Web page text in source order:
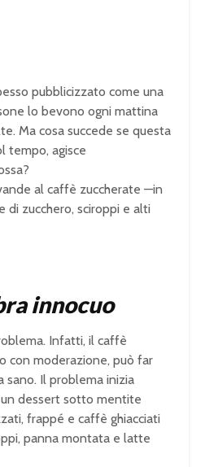
pubblicizzato come una
lo bevono ogni mattina
Ma cosa succede se questa
tempo, agisce
al caffè zuccherate —in
di zucchero, sciroppi e alti
innocuo
Infatti, il caffè
con moderazione, può far
Il problema inizia
dessert sotto mentite
frappé e caffè ghiacciati
panna montata e latte